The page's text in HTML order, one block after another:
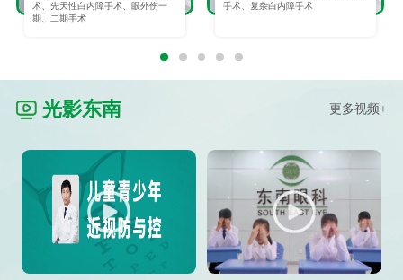
术、先天性白内障手术、眼外伤一
期、二期手术
手术、复杂白内障手术
光影东南 更多视频+